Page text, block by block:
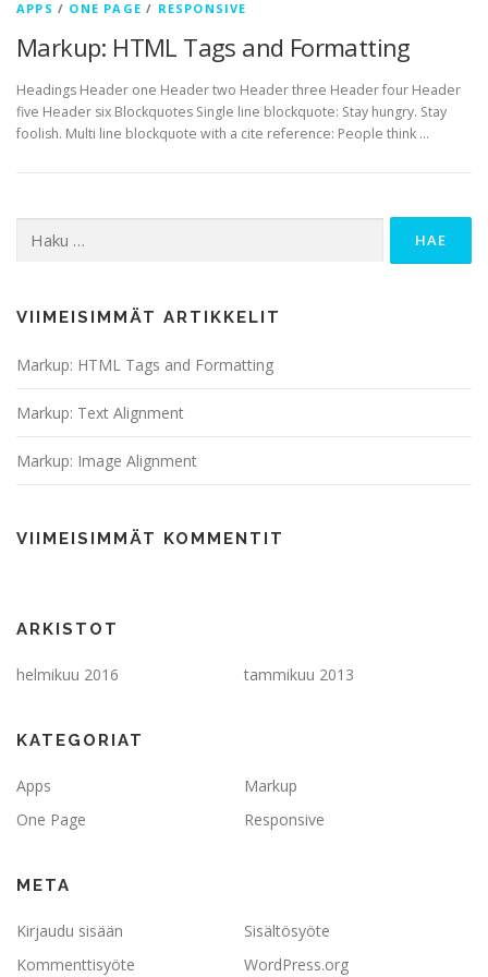
APPS / ONE PAGE / RESPONSIVE
Markup: HTML Tags and Formatting
Headings Header one Header two Header three Header four Header
five Header six Blockquotes Single line blockquote: Stay hungry. Stay
foolish. Multi line blockquote with a cite reference: People think …
VIIMEISIMMÄT ARTIKKELIT
Markup: HTML Tags and Formatting
Markup: Text Alignment
Markup: Image Alignment
VIIMEISIMMÄT KOMMENTIT
ARKISTOT
helmikuu 2016 tammikuu 2013
KATEGORIAT
Apps
Markup
One Page
Responsive
META
Kirjaudu sisään
Sisältösyöte
Kommenttisyöte
WordPress.org